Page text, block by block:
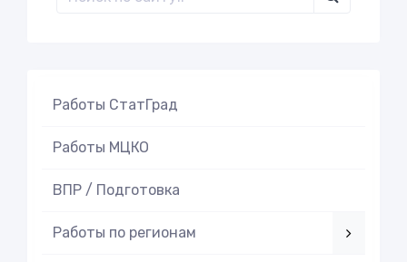
Работы СтатГрад
Работы МЦКО
ВПР / Подготовка
Работы по регионам